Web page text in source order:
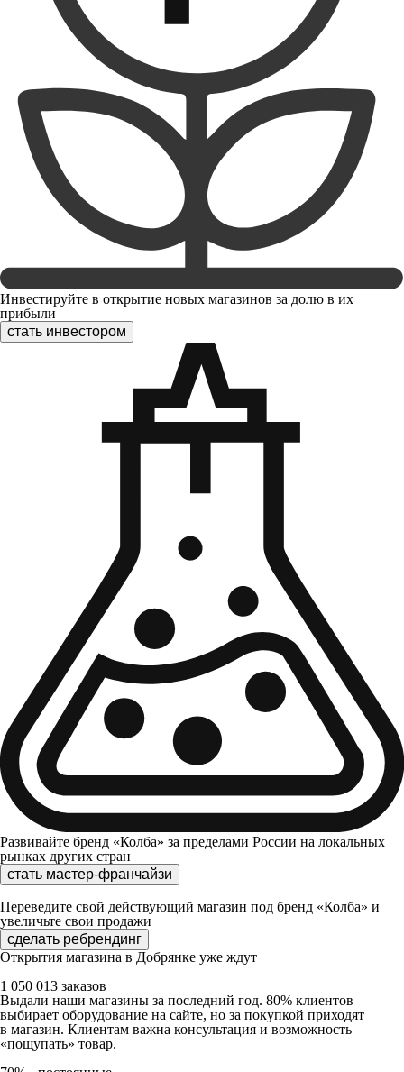
Инвестируйте в открытие новых магазинов за долю в их
прибыли
стать инвестором
Развивайте бренд «Колба» за пределами России на локальных
рынках других стран
стать мастер-франчайзи
Переведите свой действующий магазин под бренд «Колба» и
увеличьте свои продажи
сделать ребрендинг
Открытия магазина в Добрянке уже ждут
1 050 013 заказов
Выдали наши магазины за последний год. 80% клиентов
выбирает оборудование на сайте, но за покупкой приходят
в магазин. Клиентам важна консультация и возможность
«пощупать» товар.